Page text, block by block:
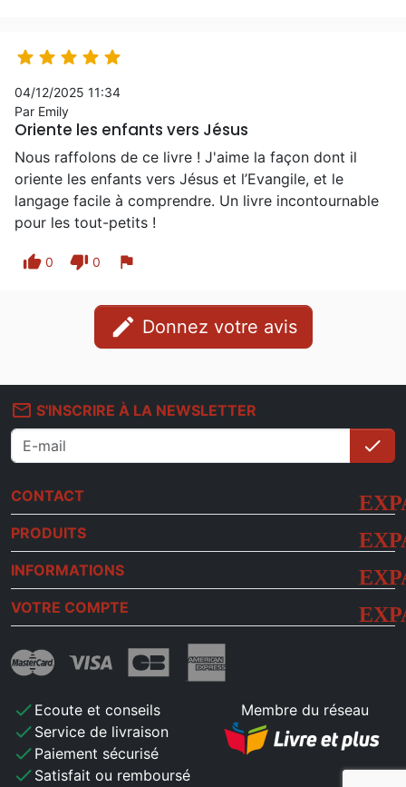
    
04/12/2025 11:34
Par Emily
Oriente les enfants vers Jésus
Nous raffolons de ce livre ! J'aime la façon dont il
oriente les enfants vers Jésus et l’Evangile, et le
langage facile à comprendre. Un livre incontournable
pour les tout-petits !
thumb_up 0 thumb_down 0 flag
edit Donnez votre avis
mail_outline S'INSCRIRE À LA NEWSLETTER
check
CONTACT
PRODUITS
INFORMATIONS
VOTRE COMPTE
check Ecoute et conseils
check Service de livraison
check Paiement sécurisé
check Satisfait ou remboursé
Membre du réseau